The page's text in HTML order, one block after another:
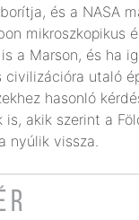
és a NASA
mikroszkopikus
a Marson, és ha
civilizációra utaló
hasonló
is, akik szerint a
nyúlik vissza.